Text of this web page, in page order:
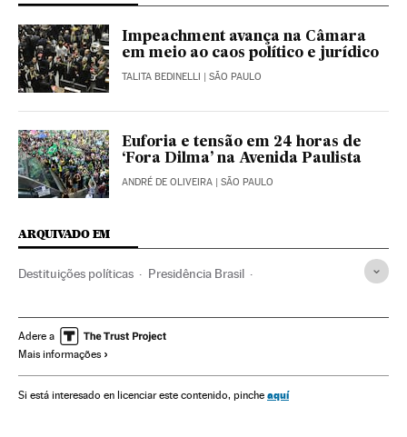
Impeachment avança na Câmara
em meio ao caos político e jurídico
TALITA BEDINELLI | SÃO PAULO
Euforia e tensão em 24 horas de
‘Fora Dilma’ na Avenida Paulista
ANDRÉ DE OLIVEIRA | SÃO PAULO
ARQUIVADO EM
Destituições políticas Presidência Brasil
Partidos políticos Conflitos políticos
Luiz Inácio Lula da Silva
Problemas sociais Política Economia Crises políticas
Adere a
Mais informações
Si está interesado en licenciar este contenido, pinche aquí